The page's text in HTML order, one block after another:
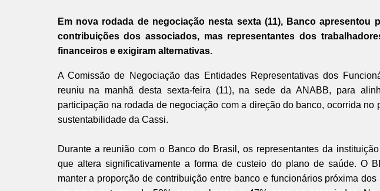
Em nova rodada de negociação nesta sexta (11), Banco apresentou
contribuições dos associados, mas representantes dos
financeiros e exigiram alternativas.
A Comissão de Negociação das Entidades Representativas dos
reuniu na manhã desta sexta-feira (11), na sede da ANABB, para
participação na rodada de negociação com a direção do banco, ocorrida no
sustentabilidade da Cassi.
Durante a reunião com o Banco do Brasil, os representantes da
que altera significativamente a forma de custeio do plano de saúde. O
manter a proporção de contribuição entre banco e funcionários próxima